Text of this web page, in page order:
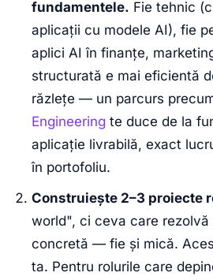
fundamentele. Fie tehnic
aplicații cu modele AI), fie
aplici AI în finanțe,
structurată e mai eficientă
răzlețe — un parcurs
Engineering te duce de la
aplicație livrabilă, exact
în portofoliu.
Construiește 2–3 proiecte
world", ci ceva care rezolvă
concretă — fie și mică.
ta. Pentru rolurile care